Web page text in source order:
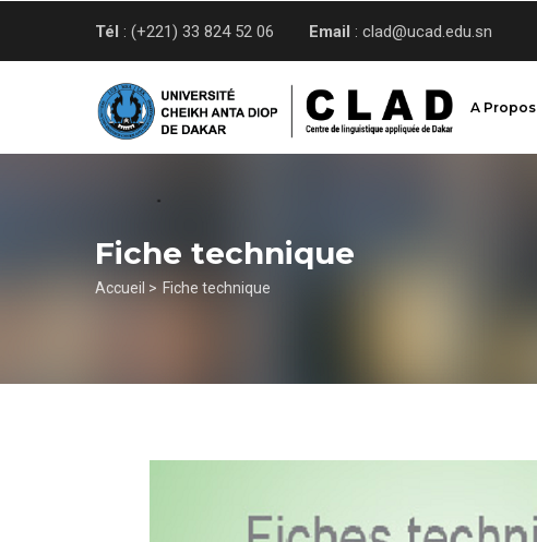
Tél : (+221) 33 824 52 06 Email : clad@ucad.edu.sn
A Propos
Fiche technique
Fil
Accueil > Fiche technique